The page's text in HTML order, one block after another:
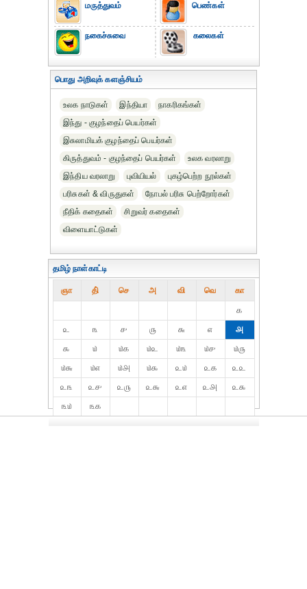
மருத்துவம்
நகைச்சுவை
பெண்கள்
கலைகள்
பொது அறிவுக் களஞ்சியம்
உலக நாடுகள் இந்தியா
நாகரிகங்கள்
இந்து - குழந்தைப் பெயர்கள்
இசுலாமியக் குழந்தைப் பெயர்கள்
கிருத்துவம் - குழந்தைப் பெயர்கள்
உலக வரலாறு
இந்திய வரலாறு
புவியியல்
புகழ்பெற்ற நூல்கள்
பரிசுகள் & விருதுகள்
நோபல் பரிசு‎ பெற்றோர்‎கள்
நீதிக் கதைகள்
சிறுவர் கதைகள்
விளையாட்டுகள்
தமிழ் நாள்காட்டி
ஞா தி் செ அ வி வெ கா
௧
௨
௩ ௪ ௫ ௬ ௭
௮
௯
௰ ௰௧ ௰௨ ௰௩ ௰௪
௰௫
௰௬
௰௭ ௰௮ ௰௯ ௨௰ ௨௧
௨௨
௨௩
௨௪ ௨௫ ௨௬ ௨௭ ௨௮
௨௯
௩௰
௩௧